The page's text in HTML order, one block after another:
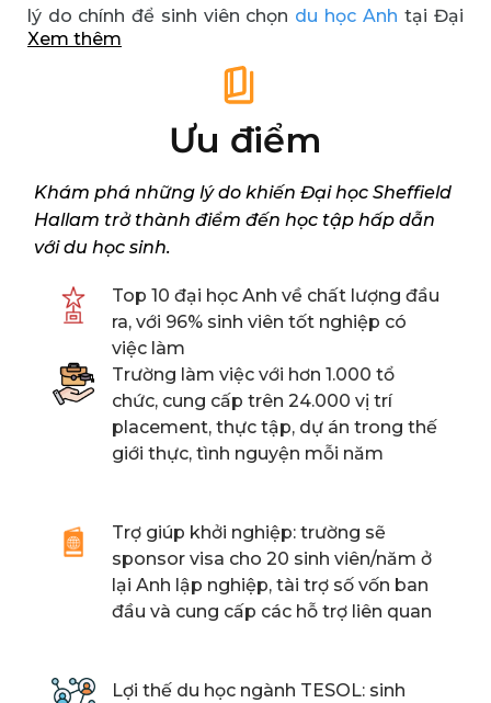
lý do chính để sinh viên chọn du học Anh tại Đại
học Sheffield Hallam.
Xem thêm
Ưu điểm
Khám phá những lý do khiến Đại học Sheffield
Hallam trở thành điểm đến học tập hấp dẫn
với du học sinh.
Top 10 đại học Anh về chất lượng đầu
ra, với 96% sinh viên tốt nghiệp có
việc làm
Trường làm việc với hơn 1.000 tổ
chức, cung cấp trên 24.000 vị trí
placement, thực tập, dự án trong thế
giới thực, tình nguyện mỗi năm
Trợ giúp khởi nghiệp: trường sẽ
sponsor visa cho 20 sinh viên/năm ở
lại Anh lập nghiệp, tài trợ số vốn ban
đầu và cung cấp các hỗ trợ liên quan
Lợi thế du học ngành TESOL: sinh